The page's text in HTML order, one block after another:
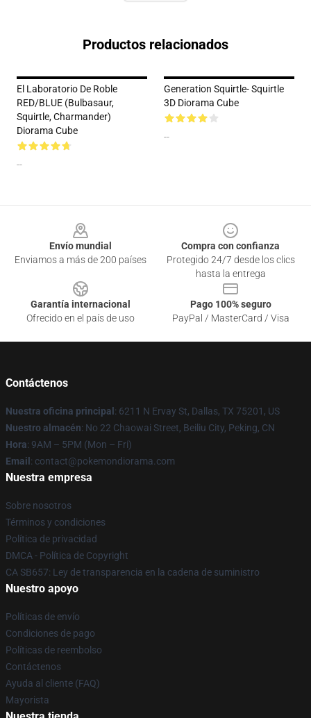
Productos relacionados
El Laboratorio De Roble
RED/BLUE (Bulbasaur,
Squirtle, Charmander)
Diorama Cube
--
Generation Squirtle- Squirtle
3D Diorama Cube
--
Envío mundial
Enviamos a más de 200 países
Compra con confianza
Protegido 24/7 desde los clics
hasta la entrega
Garantía internacional
Ofrecido en el país de uso
Pago 100% seguro
PayPal / MasterCard / Visa
Contáctenos
Nuestra oficina principal : 6211 N Ervay St, Dallas, TX 75201, US
Nuestro almacén: No 22 Chaowai Street, Beiliu City, Peking, CN
Hora: 9AM – 5PM (Mon – Fri)
Email : contact@pokemondiorama.com
Nuestra empresa
Sobre nosotros
Términos y condiciones
Política de privacidad
DMCA - Política de Copyright
CA SB657: Ley de transparencia en la cadena de suministro
Nuestro apoyo
Políticas de envío
Condiciones de pago
Políticas de reembolso
Contáctenos
Ayuda al cliente (FAQ)
Mayorista